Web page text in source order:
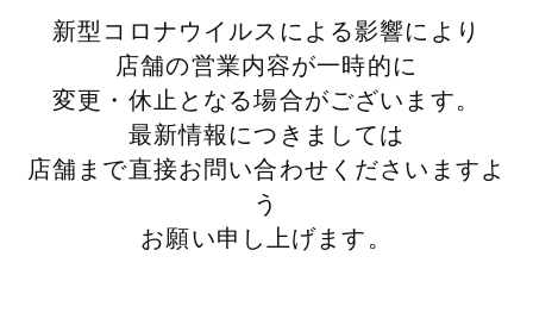
新型コロナウイルスによる影響により
店舗の営業内容が一時的に
変更・休止となる場合がございます。
最新情報につきましては
店舗まで直接お問い合わせくださいますよ
う
お願い申し上げます。